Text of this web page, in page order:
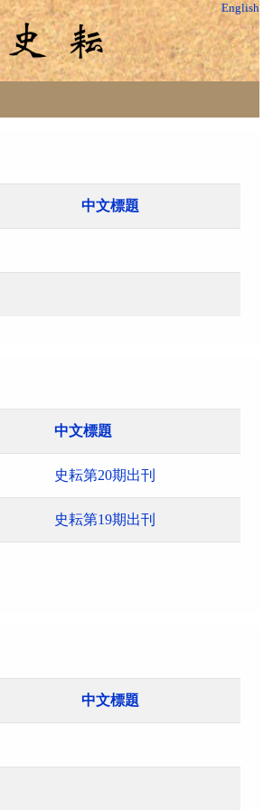
English
中文標題
中文標題
史耘第20期出刊
史耘第19期出刊
中文標題